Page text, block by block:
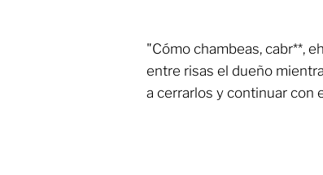
"Cómo chambeas, cabr**,
entre risas el dueño
a cerrarlos y continuar con